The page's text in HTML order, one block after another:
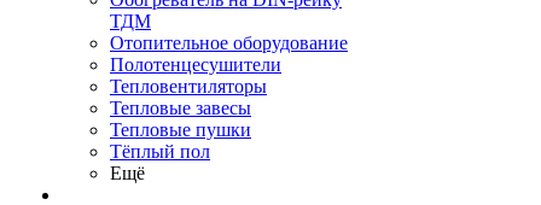
ТДМ
Отопительное оборудование
Полотенцесушители
Тепловентиляторы
Тепловые завесы
Тепловые пушки
Тёплый пол
Ещё